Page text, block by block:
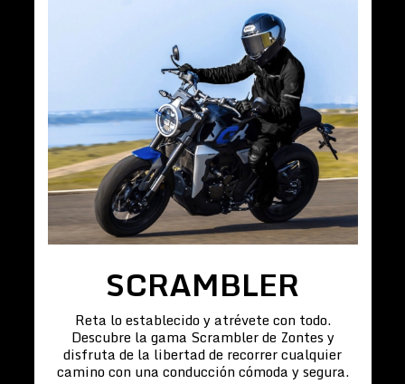
SCRAMBLER
Reta lo establecido y atrévete con todo.
Descubre la gama Scrambler de Zontes y
disfruta de la libertad de recorrer cualquier
camino con una conducción cómoda y segura.